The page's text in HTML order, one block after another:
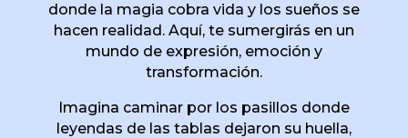
donde la magia cobra vida y los sueños se
hacen realidad. Aquí, te sumergirás en un
mundo de expresión, emoción y
transformación.
Imagina caminar por los pasillos donde
leyendas de las tablas dejaron su huella,